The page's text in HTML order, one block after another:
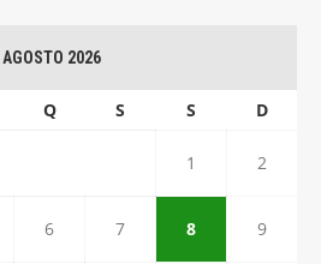
AGOSTO 2026
Q S S D
1 2
6 7 8 9